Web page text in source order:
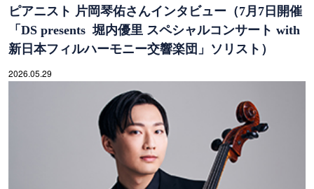
ピアニスト 片岡琴佑さんインタビュー（7月7日開催
「DS presents 堀内優里 スペシャルコンサート with
新日本フィルハーモニー交響楽団」ソリスト）
2026.05.29